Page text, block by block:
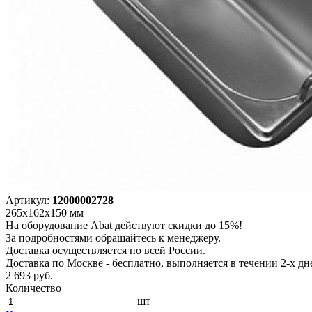
Артикул: 12000002728
265х162x150 мм
На оборудование Abat действуют скидки до 15%!
За подробностями обращайтесь к менеджеру.
Доставка осуществляется по всей России.
Доставка по Москве - бесплатно, выполняется в течении 2-х
2 693 руб.
Количество
шт